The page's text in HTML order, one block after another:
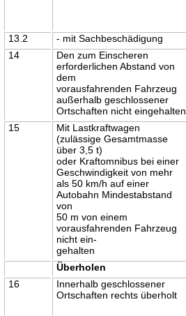
13.2 - mit Sachbeschädigung
14
Den zum Einscheren
erforderlichen Abstand von
dem
vorausfahrenden Fahrzeug
außerhalb geschlossener
Ortschaften nicht eingehalten
15
Mit Lastkraftwagen
(zulässige Gesamtmasse
über 3,5 t)
oder Kraftomnibus bei einer
Geschwindigkeit von mehr
als 50 km/h auf einer
Autobahn Mindestabstand
von
50 m von einem
vorausfahrenden Fahrzeug
nicht ein-
gehalten
Überholen
16
Innerhalb geschlossener
Ortschaften rechts überholt